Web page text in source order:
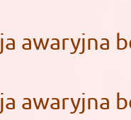
awaryjna
awaryjna